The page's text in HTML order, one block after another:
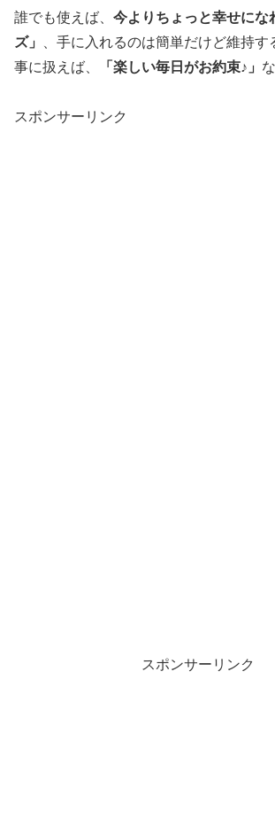
誰でも使えば、 今よりちょっと幸せにな
ズ」
、手に入れるのは簡単だけど維持
事に扱えば、
「楽しい毎日がお約束♪」
スポンサーリンク
スポンサーリンク